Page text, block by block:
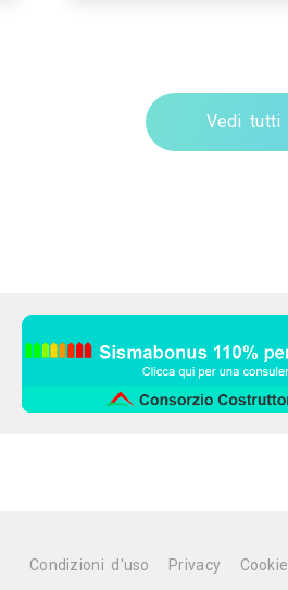
Vedi tutti
Condizioni d'uso Privacy Cookie